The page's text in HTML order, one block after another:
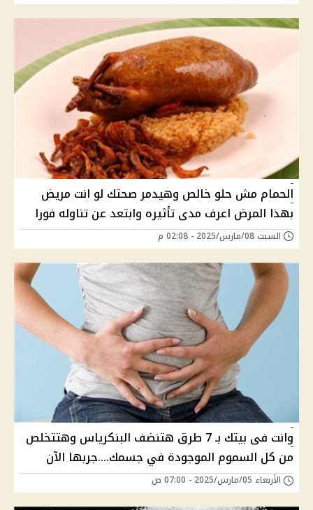
الحمام مش حلو خالص وهيدمر صحتك لو انت مريض
بهذا المرض اعرف مدى تأثيره وابتعد عن تناوله فورا
السبت 08/مارس/2025 - 02:08 م
وانت فى بيتك بـ 7 طرق هتنضف البنكرياس وهتتخلص
من كل السموم الموجودة في جسمك....جربها الآن
الأربعاء 05/مارس/2025 - 07:00 ص